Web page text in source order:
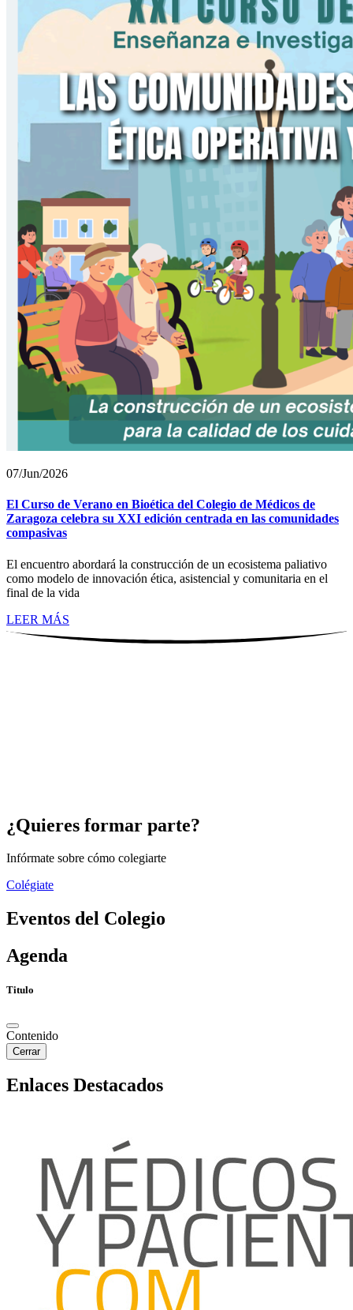
07/Jun/2026
El Curso de Verano en Bioética del Colegio de Médicos de
Zaragoza celebra su XXI edición centrada en las comunidades
compasivas
El encuentro abordará la construcción de un ecosistema paliativo
como modelo de innovación ética, asistencial y comunitaria en el
final de la vida
LEER MÁS
¿Quieres formar parte?
Infórmate sobre cómo colegiarte
Colégiate
Eventos del Colegio
Agenda
Titulo
Contenido
Cerrar
Enlaces Destacados